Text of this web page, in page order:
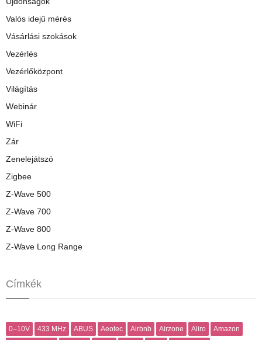
Valós idejű mérés
Vásárlási szokások
Vezérlés
Vezérlőközpont
Világítás
Webinár
WiFi
Zár
Zenelejátszó
Zigbee
Z-Wave 500
Z-Wave 700
Z-Wave 800
Z-Wave Long Range
Címkék
0–10V 433 MHz ABUS Aeotec Airbnb Airzone Aliro
Amazon